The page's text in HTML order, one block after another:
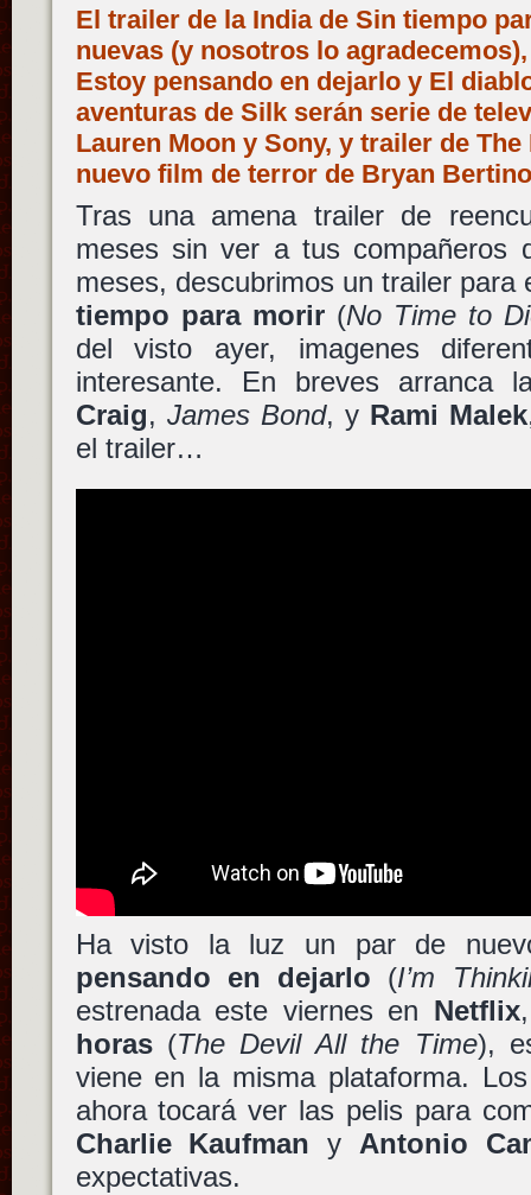
El trailer de la India de Sin tiempo
nuevas (y nosotros lo
Estoy pensando en dejarlo y El
aventuras de Silk serán serie de
Lauren Moon y Sony, y trailer de
nuevo film de terror de Bryan
Tras una amena trailer de
meses sin ver a tus compañeros
meses, descubrimos un trailer
tiempo para morir(No Time to
del visto ayer, imagenes
interesante. En breves arranca
Craig, James Bond, y Rami Malek
el trailer…
Ha visto la luz un par de
pensando en dejarlo (I’m
estrenada este viernes en Netflix
horas(The Devil All the Time),
viene en la misma plataforma.
ahora tocará ver las pelis para
Charlie Kaufman y Antonio
expectativas.